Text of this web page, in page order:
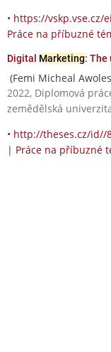
• https://vskp.vse.cz/
Práce na příbuzné
Digital Marketing: The
(Femi Micheal
2022, Diplomová
zemědělská
• http://theses.cz/id//
| Práce na příbuzné